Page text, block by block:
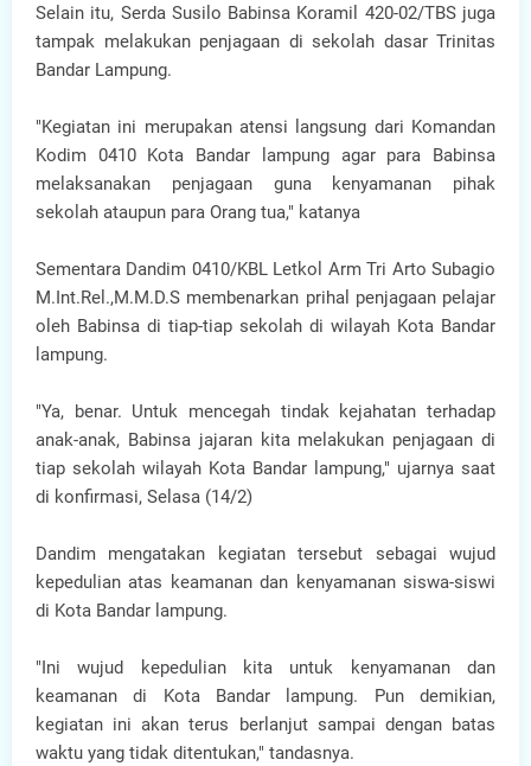
Selain itu, Serda Susilo Babinsa Koramil 420-02/TBS juga
tampak melakukan penjagaan di sekolah dasar Trinitas
Bandar Lampung.
"Kegiatan ini merupakan atensi langsung dari Komandan
Kodim 0410 Kota Bandar lampung agar para Babinsa
melaksanakan penjagaan guna kenyamanan pihak
sekolah ataupun para Orang tua," katanya
Sementara Dandim 0410/KBL Letkol Arm Tri Arto Subagio
M.Int.Rel.,M.M.D.S membenarkan prihal penjagaan pelajar
oleh Babinsa di tiap-tiap sekolah di wilayah Kota Bandar
lampung.
"Ya, benar. Untuk mencegah tindak kejahatan terhadap
anak-anak, Babinsa jajaran kita melakukan penjagaan di
tiap sekolah wilayah Kota Bandar lampung," ujarnya saat
di konfirmasi, Selasa (14/2)
Dandim mengatakan kegiatan tersebut sebagai wujud
kepedulian atas keamanan dan kenyamanan siswa-siswi
di Kota Bandar lampung.
"Ini wujud kepedulian kita untuk kenyamanan dan
keamanan di Kota Bandar lampung. Pun demikian,
kegiatan ini akan terus berlanjut sampai dengan batas
waktu yang tidak ditentukan," tandasnya.